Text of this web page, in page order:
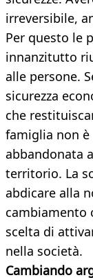
irreversibile,
Per questo le
innanzitutto
alle persone.
sicurezza
che
famiglia non è
abbandonata
territorio. La
abdicare alla
cambiamento
scelta di
nella società.
Cambiando